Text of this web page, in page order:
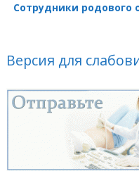
Сотрудники родового
Версия для